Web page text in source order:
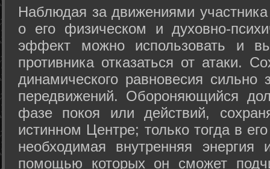
Hаблюдая за движениями
о его физическом и духовно-
эффект можно использовать и
противника отказаться от атаки.
динамического равновесия сильно
передвижений. Обороняющийся
фазе покоя или действий,
истинном Центре; только тогда в
необходимая внутренняя
помощью которых он сможет